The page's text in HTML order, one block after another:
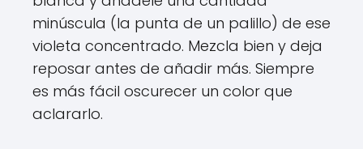
minúscula (la punta de un palillo) de ese
violeta concentrado. Mezcla bien y deja
reposar antes de añadir más. Siempre
es más fácil oscurecer un color que
aclararlo.